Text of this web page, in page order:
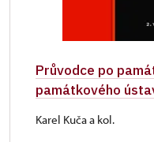
Průvodce po
památkového
Karel Kuča a kol.